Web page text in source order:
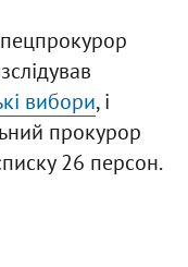
вибори, і
прокурор
26 персон.